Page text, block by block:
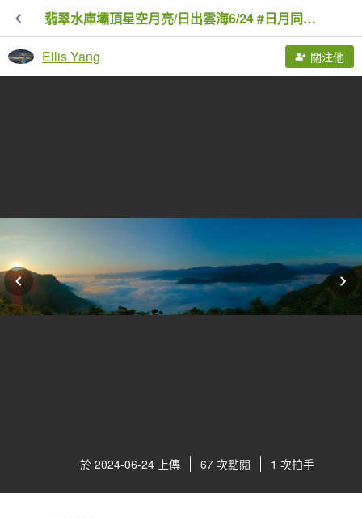
翡翠水庫壩頂星空月亮/日出雲海6/24 #日月同框雲海
Ellis Yang 關注他
於 2024-06-24 上傳 67 次點閱 1 次拍手